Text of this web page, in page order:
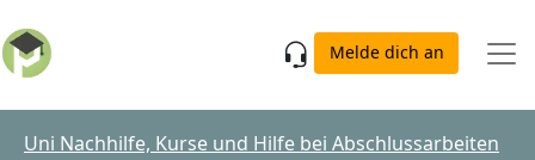
Melde dich an
Uni Nachhilfe, Kurse und Hilfe bei Abschlussarbeiten